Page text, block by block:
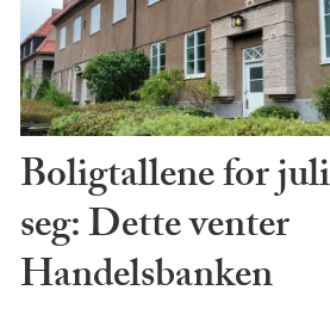
Boligtallene for
seg: Dette venter
Handelsbanken